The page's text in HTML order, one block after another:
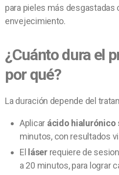
para pieles más desgastadas
envejecimiento.
¿Cuánto dura el
por qué?
La duración depende del
Aplicar ácido hialurónico
minutos, con resultados
El láserrequiere de
a 20 minutos, para lograr